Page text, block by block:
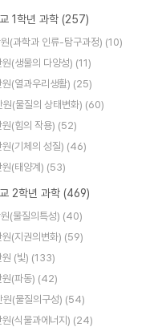
1학년 과학 (257)
(과학과 인류-탐구과정) (10)
(생물의 다양성) (11)
(열과우리생활) (25)
(물질의 상태변화) (60)
(힘의 작용) (52)
(기체의 성질) (46)
(태양계) (53)
2학년 과학 (469)
(물질의특성) (40)
(지권의변화) (59)
(빛) (133)
(파동) (42)
(물질의구성) (54)
(식물과에너지) (24)